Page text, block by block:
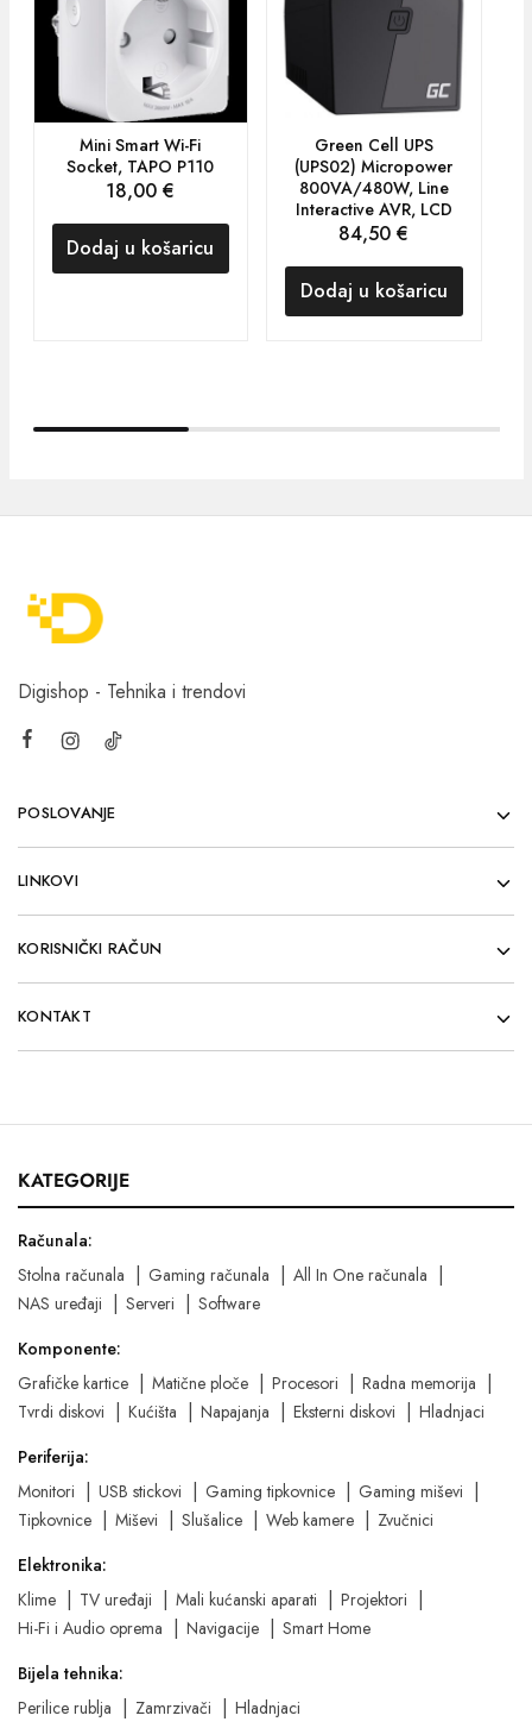
Mini Smart Wi-Fi
Socket, TAPO P110
18,00€
Dodaj u košaricu
Green Cell UPS
(UPS02) Micropower
800VA/480W, Line
Interactive AVR, LCD
84,50€
Dodaj u košaricu
Digishop - Tehnika i trendovi
POSLOVANJE
LINKOVI
KORISNIČKI RAČUN
KONTAKT
KATEGORIJE
Računala:
Stolna računala
Gaming računala
All In One računala
NAS uređaji
Serveri
Software
Komponente:
Grafičke kartice
Matične ploče Procesori
Radna memorija
Tvrdi diskovi
Kućišta Napajanja Eksterni diskovi
Hladnjaci
Periferija:
Monitori
USB stickovi Gaming tipkovnice
Gaming miševi
Tipkovnice
Miševi Slušalice Web kamere
Zvučnici
Elektronika:
Klime
TV uređaji Mali kućanski aparati
Projektori
Hi-Fi i Audio oprema
Navigacije
Smart Home
Bijela tehnika:
Perilice rublja
Zamrzivači Hladnjaci